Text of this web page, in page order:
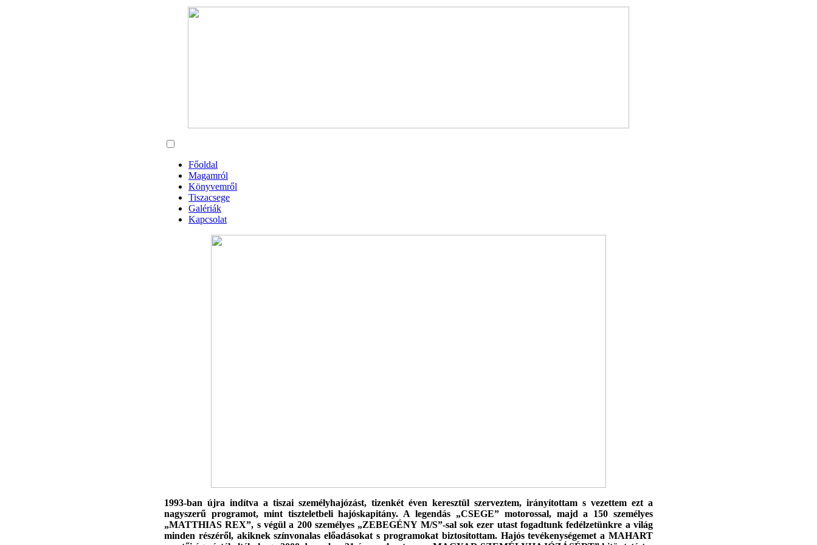
Főoldal
Magamról
Könyvemről
Tiszacsege
Galériák
Kapcsolat
1993-ban újra indítva a tiszai személyhajózást, tizenkét éven keresztül szerveztem, irányítottam s vezettem ezt a
nagyszerű programot, mint tiszteletbeli hajóskapitány. A legendás „CSEGE” motorossal, majd a 150 személyes
„MATTHIAS REX”, s végül a 200 személyes „ZEBEGÉNY M/S”-sal sok ezer utast fogadtunk fedélzetünkre a világ
minden részéről, akiknek színvonalas előadásokat s programokat biztosítottam. Hajós tevékenységemet a MAHART